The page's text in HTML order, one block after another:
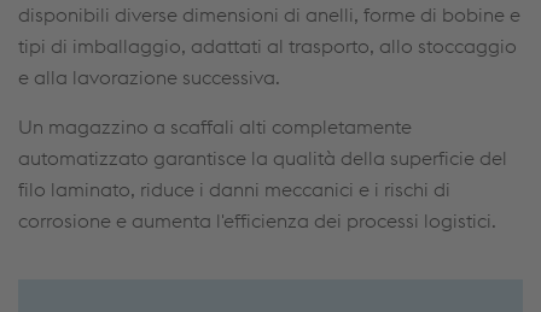
disponibili diverse dimensioni di anelli, forme di bobine e
tipi di imballaggio, adattati al trasporto, allo stoccaggio
e alla lavorazione successiva.
Un magazzino a scaffali alti completamente
automatizzato garantisce la qualità della superficie del
filo laminato, riduce i danni meccanici e i rischi di
corrosione e aumenta l'efficienza dei processi logistici.